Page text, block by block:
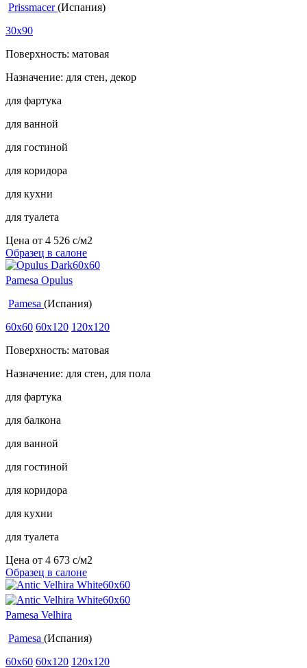
Prissmacer(Испания)
30x90
Поверхность: матовая
Назначение: для стен, декор
для фартука
для ванной
для гостиной
для коридора
для кухни
для туалета
Цена от 4 526 c/м2
Образец в салоне
Pamesa Opulus
Pamesa (Испания)
60x60 60x120 120x120
Поверхность: матовая
Назначение: для стен, для пола
для фартука
для балкона
для ванной
для гостиной
для коридора
для кухни
для туалета
Цена от 4 673 c/м2
Образец в салоне
Pamesa Velhira
Pamesa (Испания)
60x60 60x120 120x120